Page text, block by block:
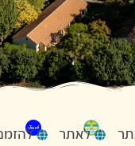
לאתר להזמנות